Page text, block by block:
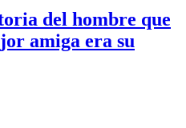
del hombre que
amiga era su